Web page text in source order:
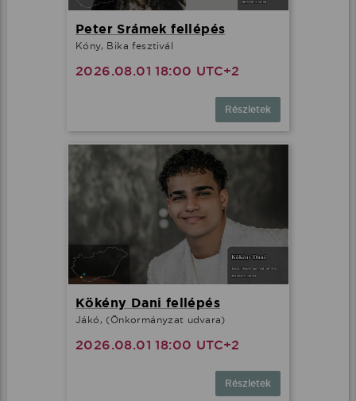
Peter Srámek fellépés
Kóny, Bika fesztivál
2026.08.01 18:00 UTC+2
Részletek
Kökény Dani fellépés
Jákó, (Önkormányzat udvara)
2026.08.01 18:00 UTC+2
Részletek